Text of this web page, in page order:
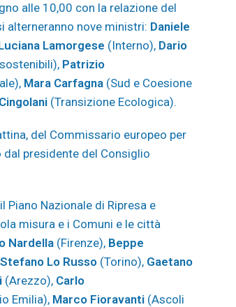
alle 10,00 con la relazione del
alterneranno nove ministri: Daniele
Lamorgese (Interno), Dario
Patrizio
Mara Carfagna (Sud e Coesione
(Transizione Ecologica).
del Commissario europeo per
presidente del Consiglio
Piano Nazionale di Ripresa e
misura e i Comuni e le città
Nardella (Firenze), Beppe
Stefano Lo Russo (Torino), Gaetano
(Arezzo), Carlo
Emilia), Marco Fioravanti (Ascoli